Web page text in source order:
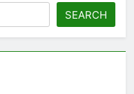
SEARCH